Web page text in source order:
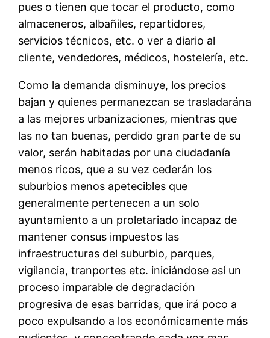
pues o tienen que tocar el producto, como
almaceneros, albañiles, repartidores,
servicios técnicos, etc. o ver a diario al
cliente, vendedores, médicos, hostelería, etc.
Como la demanda disminuye, los precios
bajan y quienes permanezcan se trasladarána
a las mejores urbanizaciones, mientras que
las no tan buenas, perdido gran parte de su
valor, serán habitadas por una ciudadanía
menos ricos, que a su vez cederán los
suburbios menos apetecibles que
generalmente pertenecen a un solo
ayuntamiento a un proletariado incapaz de
mantener consus impuestos las
infraestructuras del suburbio, parques,
vigilancia, tranportes etc. iniciándose así un
proceso imparable de degradación
progresiva de esas barridas, que irá poco a
poco expulsando a los económicamente más